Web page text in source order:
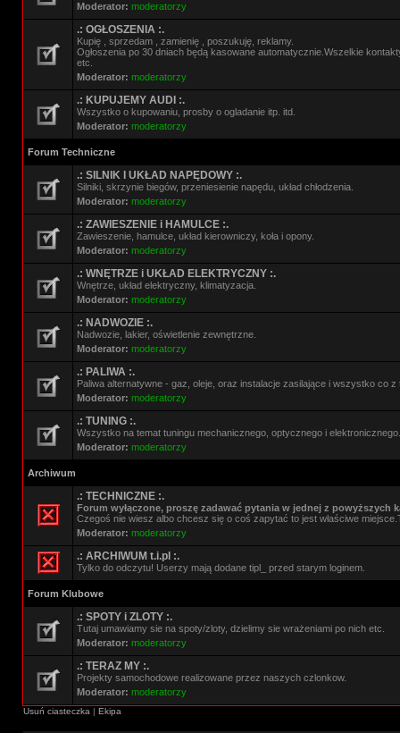
Moderator: moderatorzy
.: OGŁOSZENIA :.
Kupię , sprzedam , zamienię , poszukuję, reklamy.
Ogłoszenia po 30 dniach będą kasowane automatycznie.Wszelkie
etc.
Moderator: moderatorzy
.: KUPUJEMY AUDI :.
Wszystko o kupowaniu, prosby o ogladanie itp. itd.
Moderator: moderatorzy
Forum Techniczne
.: SILNIK I UKŁAD NAPĘDOWY :.
Silniki, skrzynie biegów, przeniesienie napędu, układ chłodzenia.
Moderator: moderatorzy
.: ZAWIESZENIE i HAMULCE :.
Zawieszenie, hamulce, układ kierowniczy, koła i opony.
Moderator: moderatorzy
.: WNĘTRZE i UKŁAD ELEKTRYCZNY :.
Wnętrze, układ elektryczny, klimatyzacja.
Moderator: moderatorzy
.: NADWOZIE :.
Nadwozie, lakier, oświetlenie zewnętrzne.
Moderator: moderatorzy
.: PALIWA :.
Paliwa alternatywne - gaz, oleje, oraz instalacje zasilające i wszystko co z
Moderator: moderatorzy
.: TUNING :.
Wszystko na temat tuningu mechanicznego, optycznego i elektronicznego.
Moderator: moderatorzy
Archiwum
.: TECHNICZNE :.
Forum wyłączone, proszę zadawać pytania w jednej z powyższych
Czegoś nie wiesz albo chcesz się o coś zapytać to jest właściwe
Moderator: moderatorzy
.: ARCHIWUM t.i.pl :.
Tylko do odczytu! Userzy mają dodane tipl_ przed starym loginem.
Forum Klubowe
.: SPOTY i ZLOTY :.
Tutaj umawiamy sie na spoty/zloty, dzielimy sie wrażeniami po nich etc.
Moderator: moderatorzy
.: TERAZ MY :.
Projekty samochodowe realizowane przez naszych czlonkow.
Moderator: moderatorzy
Usuń ciasteczka | Ekipa